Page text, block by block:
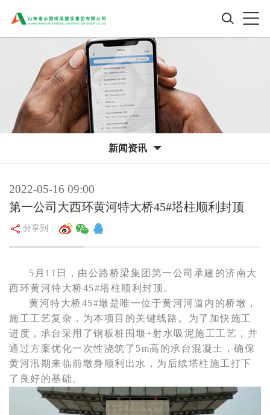
新闻资讯
2022-05-16 09:00
第一公司大西环黄河特大桥45#塔柱顺利封顶
分享到：
5月11日，由公路桥梁集团第一公司承建的济南大
西环黄河特大桥45#塔柱顺利封顶。
黄河特大桥45#墩是唯一位于黄河河道内的桥墩，
施工工艺复杂，为本项目的关键线路。 为了加快施工
进度，承台采用了钢板桩围堰+射水吸泥施工工艺，并
通过方案优化一次性浇筑了5m高的承台混凝土，确保
黄河汛期来临前墩身顺利出水，为后续塔柱施工打下
了良好的基础。